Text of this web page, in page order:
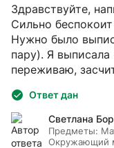
Здравствуйте,
Сильно
Нужно было
пару). Я
переживаю,
Ответ дан
Светлана
Предметы:
Окружающий